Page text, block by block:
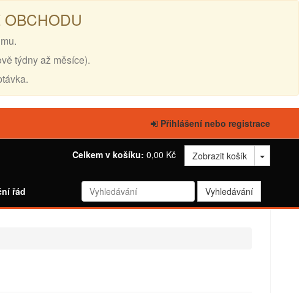
týdny až měsíce).
Přihlášení nebo registrace
Celkem v košíku: 0,00 Kč Zobrazit košík
řád